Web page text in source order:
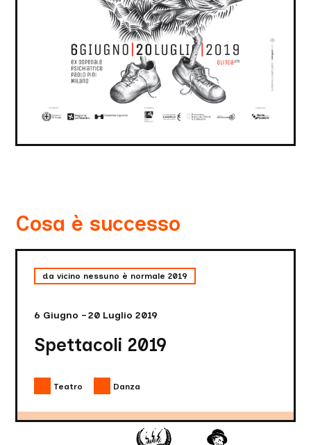
Cosa è successo
da vicino nessuno è normale 2019
6 Giugno – 20 Luglio 2019
Spettacoli 2019
2019
Teatro Danza